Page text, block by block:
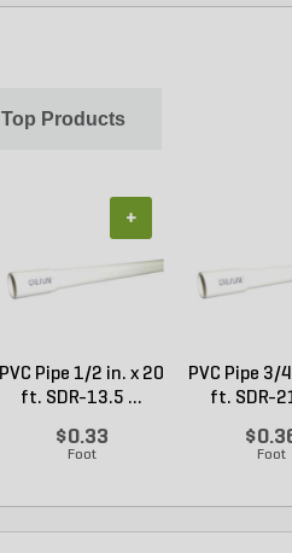
Top Products
PVC Pipe 1/2 in. x 20
ft. SDR-13.5 ...
$0.33
Foot
+
PVC Pipe 3/
ft. SDR-
Foot